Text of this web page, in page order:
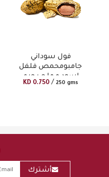
فول سوداني
جامبومحمص فلفل
اسود و ملح بحرى
KD 0.750 / 250 gms
أشترك